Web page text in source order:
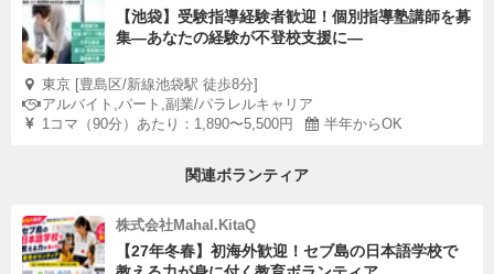
【池袋】受験指導経験者歓迎！個別指導塾講師を募
集—あなたの経験が不登校支援に―
東京 [豊島区/新線池袋駅 徒歩8分]
アルバイト,パート,副業/パラレルキャリア
1コマ（90分）あたり：1,890〜5,500円
半年からOK
関連ボランティア
株式会社Mahal.KitaQ
【27年冬春】初海外歓迎！セブ島の日本語学校で